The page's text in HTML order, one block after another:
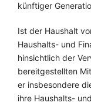
künftiger
Ist der Haushalt
Haushalts- und
hinsichtlich der
bereitgestellten
er insbesondere
ihre Haushalts-